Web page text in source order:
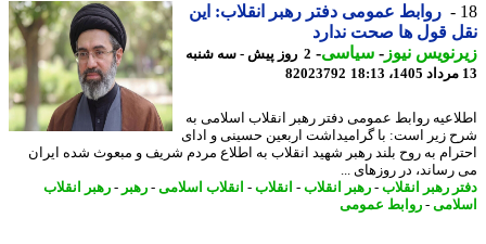
روابط عمومی دفتر رهبر انقلاب: این
قول ها صحت ندارد
نیوز-سیاسی-
2 روز پیش - سه شنبه
82023792
روابط عمومی دفتر رهبر انقلاب اسلامی به
زیر است: با گرامیداشت اربعین حسینی و ادای
به روح بلند رهبر شهید انقلاب به اطلاع مردم شریف و مبعوث شده ایران
در روزهای ...
رهبر انقلاب-رهبر انقلاب-انقلاب-انقلاب اسلامی-رهبر -رهبر انقلاب
-روابط عمومی